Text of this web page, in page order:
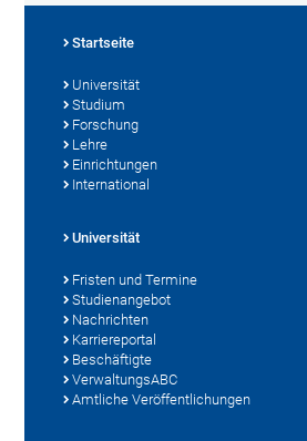
Startseite
Universität
Studium
Forschung
Lehre
Einrichtungen
International
Universität
Fristen und Termine
Studienangebot
Nachrichten
Karriereportal
Beschäftigte
VerwaltungsABC
Amtliche Veröffentlichungen